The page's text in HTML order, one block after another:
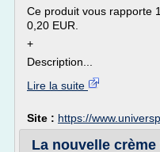
Ce produit vous rapporte
0,20 EUR.
+
Description...
Lire la suite
Site : https://
La nouvelle